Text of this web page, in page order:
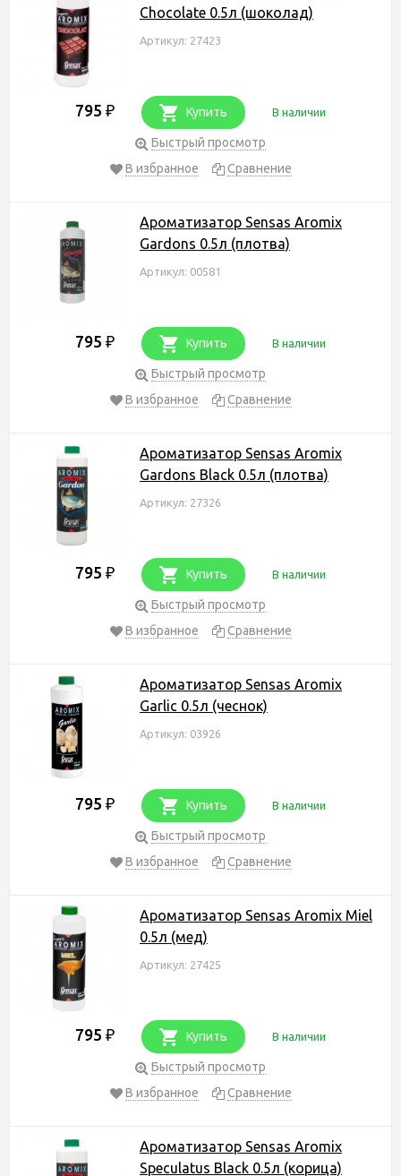
Chocolate 0.5л (шоколад)
Артикул: 27423
795 ₽ Купить В наличии
Быстрый просмотр
В избранное
Сравнение
Ароматизатор Sensas Aromix
Gardons 0.5л (плотва)
Артикул: 00581
795 ₽ Купить В наличии
Быстрый просмотр
В избранное
Сравнение
Ароматизатор Sensas Aromix
Gardons Black 0.5л (плотва)
Артикул: 27326
795 ₽ Купить В наличии
Быстрый просмотр
В избранное
Сравнение
Ароматизатор Sensas Aromix
Garlic 0.5л (чеснок)
Артикул: 03926
795 ₽ Купить В наличии
Быстрый просмотр
В избранное
Сравнение
Ароматизатор Sensas Aromix Miel
0.5л (мед)
Артикул: 27425
795 ₽ Купить В наличии
Быстрый просмотр
В избранное
Сравнение
Ароматизатор Sensas Aromix
Speculatus Black 0.5л (корица)